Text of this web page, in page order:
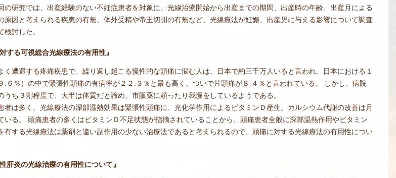
の研究では、出産経験のない不妊症患者を対象に、光線治療開始から出産までの期間、出産時の年齢、出産月による
原因と考えられる疾患の有無、体外受精や帝王切開の有無など、光線療法が妊娠、出産児に与える影響について調査
検討した。
する可視総合光線療法の有用性』
く遭遇する疼痛疾患で、繰り返し起こる慢性的な頭痛に悩む人は、日本で約三千万人いると言われ、日本における１
.６％）の中で緊張性頭痛の有病率が２２.３％と最も高く、ついで片頭痛が８.４％と言われている。 しかし、病院
うち３割程度で、大半は体質だと諦め、市販薬に頼ったり我慢をしているようである。
者は多く、光線療法の深部温熱効果は緊張性頭痛に、光化学作用によるビタミンＤ産生、カルシウム代謝の改善は月
いる。 頭痛患者の多くはビタミンＤ不足状態が指摘されていることから、頭痛患者全般に深部温熱作用やビタミン
有する光線療法は薬剤と違い副作用の少ない治療法であると考えられるので、頭痛に対する光線療法の有用性につい
肝炎の光線治療の有用性について』